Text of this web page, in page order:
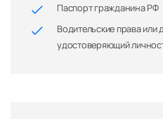
Паспорт гражданина РФ
Водительские права или
удостоверяющий